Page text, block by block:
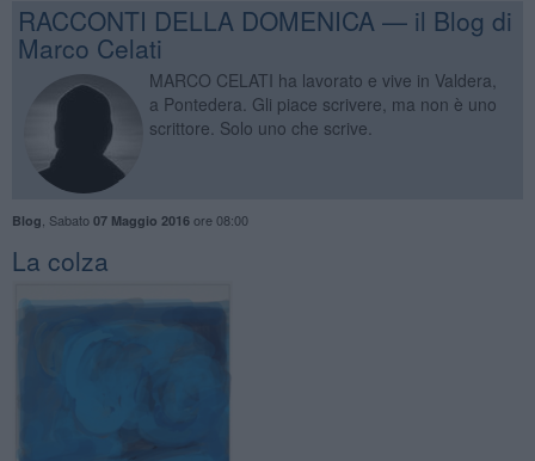
RACCONTI DELLA DOMENICA — il Blog di
Marco Celati
MARCO CELATI ha lavorato e vive in Valdera,
a Pontedera. Gli piace scrivere, ma non è uno
scrittore. Solo uno che scrive.
Blog Sabato 07 Maggio 2016ore 08:00
La colza